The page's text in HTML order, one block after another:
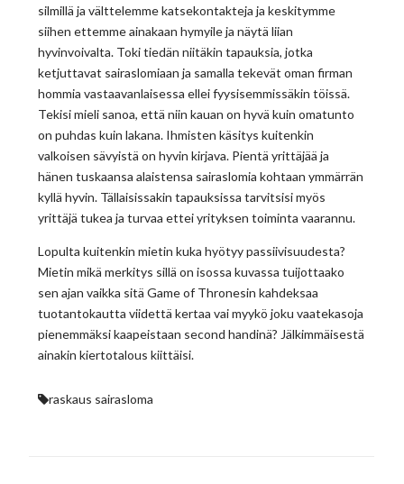
silmillä ja välttelemme katsekontakteja ja keskitymme
siihen ettemme ainakaan hymyile ja näytä liian
hyvinvoivalta. Toki tiedän niitäkin tapauksia, jotka
ketjuttavat sairaslomiaan ja samalla tekevät oman firman
hommia vastaavanlaisessa ellei fyysisemmissäkin töissä.
Tekisi mieli sanoa, että niin kauan on hyvä kuin omatunto
on puhdas kuin lakana. Ihmisten käsitys kuitenkin
valkoisen sävyistä on hyvin kirjava. Pientä yrittäjää ja
hänen tuskaansa alaistensa sairaslomia kohtaan ymmärrän
kyllä hyvin. Tällaisissakin tapauksissa tarvitsisi myös
yrittäjä tukea ja turvaa ettei yrityksen toiminta vaarannu.
Lopulta kuitenkin mietin kuka hyötyy passiivisuudesta?
Mietin mikä merkitys sillä on isossa kuvassa tuijottaako
sen ajan vaikka sitä Game of Thronesin kahdeksaa
tuotantokautta viidettä kertaa vai myykö joku vaatekasoja
pienemmäksi kaapeistaan second handinä? Jälkimmäisestä
ainakin kiertotalous kiittäisi.
raskaus sairasloma